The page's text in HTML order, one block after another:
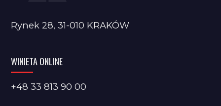
Rynek 28, 31-010 KRAKÓW
WINIETA ONLINE
+48 33 813 90 00